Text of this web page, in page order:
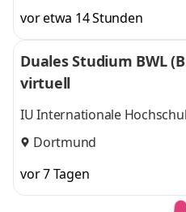
vor etwa 14 Stunden
Duales Studium BWL
virtuell
IU Internationale
Dortmund
vor 7 Tagen